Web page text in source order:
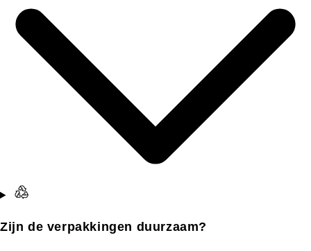
Zijn de verpakkingen duurzaam?